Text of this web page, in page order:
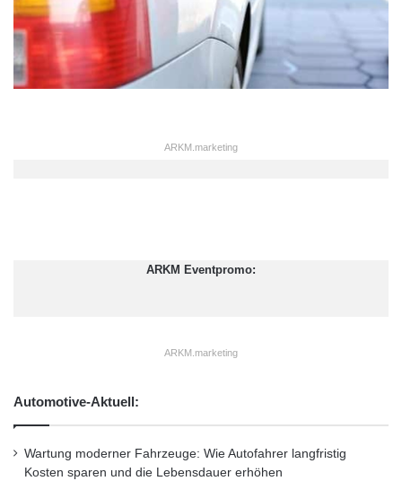
ARKM.marketing
ARKM Eventpromo:
ARKM.marketing
Automotive-Aktuell:
Wartung moderner Fahrzeuge: Wie Autofahrer langfristig
Kosten sparen und die Lebensdauer erhöhen